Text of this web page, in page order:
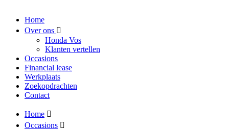
Home
Over ons
Honda Vos
Klanten vertellen
Occasions
Financial lease
Werkplaats
Zoekopdrachten
Contact
Home
Occasions